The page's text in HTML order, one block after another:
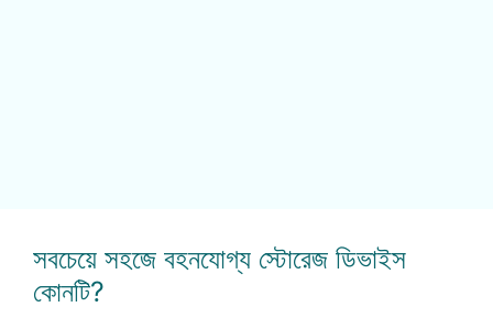
সবচেয়ে সহজে বহনযোগ্য স্টোরেজ ডিভাইস
কোনটি?